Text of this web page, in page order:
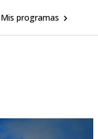
Mis programas